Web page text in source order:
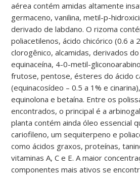
aérea contém amidas altamente
germaceno, vanilina, metil-p-
derivado de labdano. O rizoma
poliacetilenos, ácido chicórico (0.6 a
clorogênico, alcamidas, derivados
equinaceína, 4-0-metil-
frutose, pentose, ésteres do ácido
(equinacosídeo – 0.5 a 1% e
equinolona e betaína. Entre os
encontrados, o principal é a
planta contém ainda óleo essencial
cariofileno, um sequiterpeno e
como ácidos graxos, proteínas,
vitaminas A, C e E. A maior
componentes mais ativos se